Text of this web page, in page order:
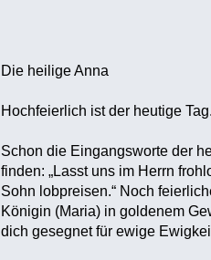
Die heilige Anna
Hochfeierlich ist der heutige Tag.
Schon die Eingangsworte der
finden: „Lasst uns im Herrn
Sohn lobpreisen.“ Noch
Königin (Maria) in goldenem
dich gesegnet für ewige